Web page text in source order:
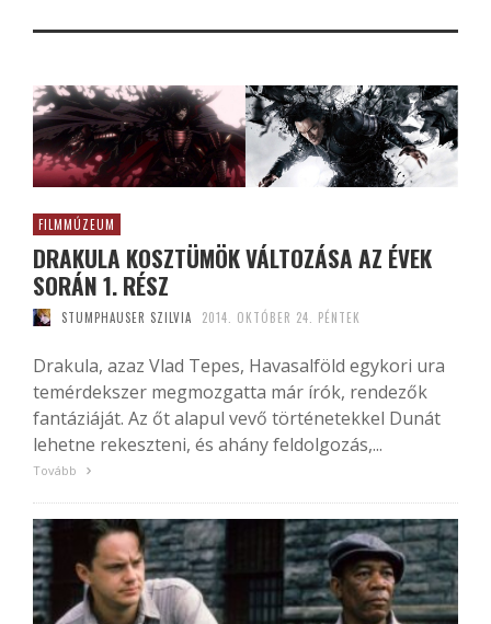
FILMMÚZEUM
DRAKULA KOSZTÜMÖK VÁLTOZÁSA AZ ÉVEK
SORÁN 1. RÉSZ
STUMPHAUSER SZILVIA 2014. OKTÓBER 24. PÉNTEK
Drakula, azaz Vlad Tepes, Havasalföld egykori ura
temérdekszer megmozgatta már írók, rendezők
fantáziáját. Az őt alapul vevő történetekkel Dunát
lehetne rekeszteni, és ahány feldolgozás,...
Tovább